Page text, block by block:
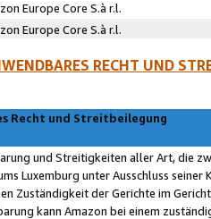
Europe Core S.à r.l.
Europe Core S.à r.l.
RECHT UND
Recht und Streitbeilegung
und Streitigkeiten aller Art, die
Luxemburg unter Ausschluss
Zuständigkeit der Gerichte im
kann Amazon bei einem